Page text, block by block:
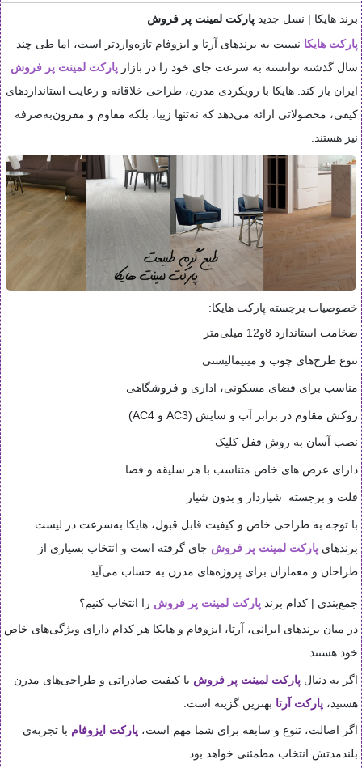
برند هایکا | نسل جدید پارکت لمینت پر فروش
پارکت هایکا نسبت به برندهای آرتا و ایزوفام تازه‌واردتر است، اما طی چند
سال گذشته توانسته به سرعت جای خود را در بازار پارکت لمینت پر فروش
ایران باز کند. هایکا با رویکردی مدرن، طراحی خلاقانه و رعایت استانداردهای
کیفی، محصولاتی ارائه می‌دهد که نه‌تنها زیبا، بلکه مقاوم و مقرون‌به‌صرفه
نیز هستند.
خصوصیات برجسته پارکت هایکا:
ضخامت استاندارد 8و12 میلی‌متر
تنوع طرح‌های چوب و مینیمالیستی
مناسب برای فضای مسکونی، اداری و فروشگاهی
روکش مقاوم در برابر آب و سایش (AC3 و AC4)
نصب آسان به روش قفل کلیک
دارای عرض های خاص متناسب با هر سلیقه و فضا
فلت و برجسته_شیاردار و بدون شیار
با توجه به طراحی خاص و کیفیت قابل قبول، هایکا به‌سرعت در لیست
برندهای پارکت لمینت پر فروش جای گرفته است و انتخاب بسیاری از
طراحان و معماران برای پروژه‌های مدرن به حساب می‌آید.
جمع‌بندی | کدام برند پارکت لمینت پر فروش را انتخاب کنیم؟
در میان برندهای ایرانی، آرتا، ایزوفام و هایکا هر کدام دارای ویژگی‌های خاص
خود هستند:
اگر به دنبال پارکت لمینت پر فروش با کیفیت صادراتی و طراحی‌های مدرن
هستید، پارکت آرتا بهترین گزینه است.
اگر اصالت، تنوع و سابقه برای شما مهم است، پارکت ایزوفام با تجربه‌ی
بلندمدتش انتخاب مطمئنی خواهد بود.